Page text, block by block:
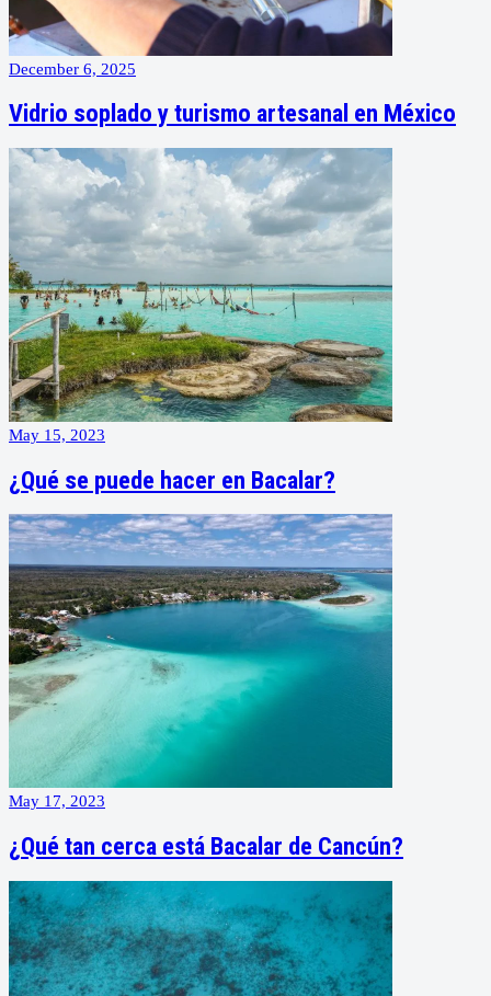
December 6, 2025
Vidrio soplado y turismo artesanal en México
May 15, 2023
¿Qué se puede hacer en Bacalar?
May 17, 2023
¿Qué tan cerca está Bacalar de Cancún?